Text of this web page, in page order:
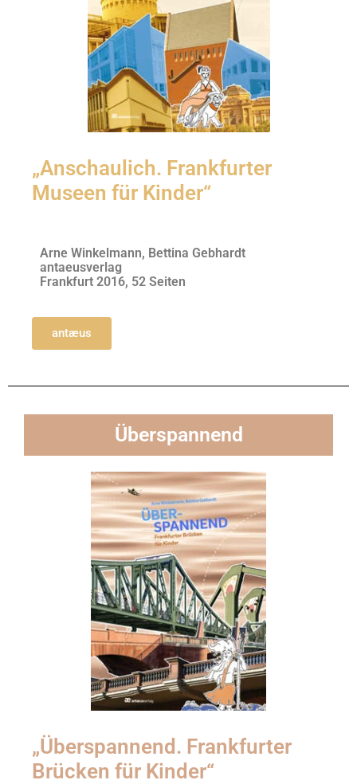
„Anschaulich. Frankfurter
Museen für Kinder“
Arne Winkelmann, Bettina Gebhardt
antaeusverlag
Frankfurt 2016, 52 Seiten
antæus
Über­spannend
„Überspannend. Frankfurter
Brücken für Kinder“